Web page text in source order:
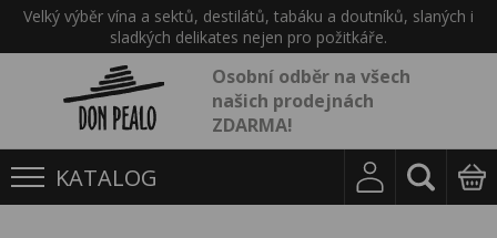
Velký výběr vína a sektů, destilátů, tabáku a doutníků, slaných i
sladkých delikates nejen pro požitkáře.
Osobní odběr na všech
našich prodejnách
ZDARMA!
KATALOG